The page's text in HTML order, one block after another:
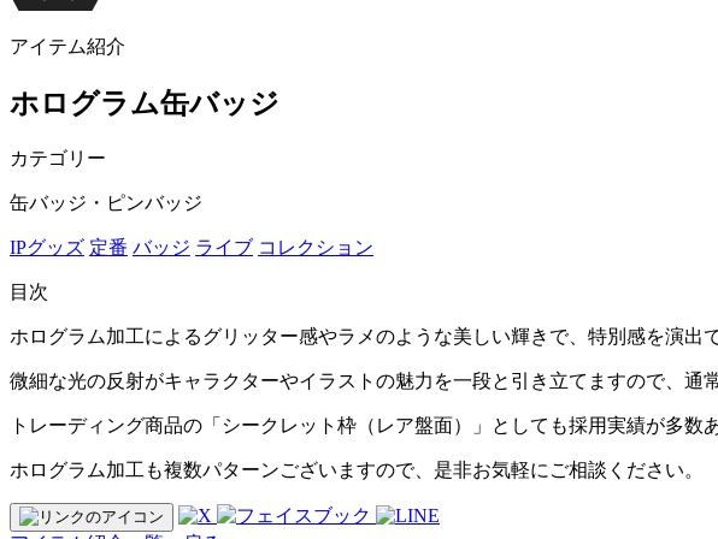
アイテム紹介
ホログラム缶バッジ
カテゴリー
缶バッジ・ピンバッジ
IPグッズ 定番 バッジ ライブ コレクション
目次
ホログラム加工によるグリッター感やラメのような美しい輝きで、特別感を演出
微細な光の反射がキャラクターやイラストの魅力を一段と引き立てますので、
トレーディング商品の「シークレット枠（レア盤面）」としても採用実績が多
ホログラム加工も複数パターンございますので、是非お気軽にご相談ください。